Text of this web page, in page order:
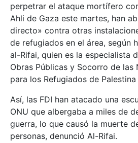
perpetrar el ataque mortífero
Ahli de Gaza este martes, han
directo» contra otras
de refugiados en el área, según
al-Rifai, quien es la especialista
Obras Públicas y Socorro de las
para los Refugiados de
Así, las FDI han atacado una
ONU que albergaba a miles de
guerra, lo que causó la muerte
personas, denunció Al-Rifai.